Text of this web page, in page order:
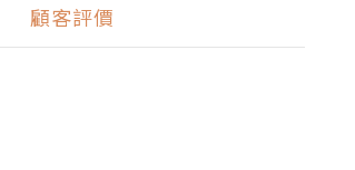
顧客評價